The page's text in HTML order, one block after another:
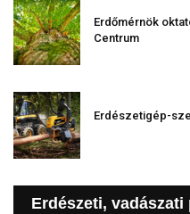
Erdőmérnök
Centrum
Erdészetigép-
Erdészeti,